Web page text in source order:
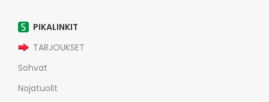
PIKALINKIT
TARJOUKSET
Sohvat
Nojatuolit